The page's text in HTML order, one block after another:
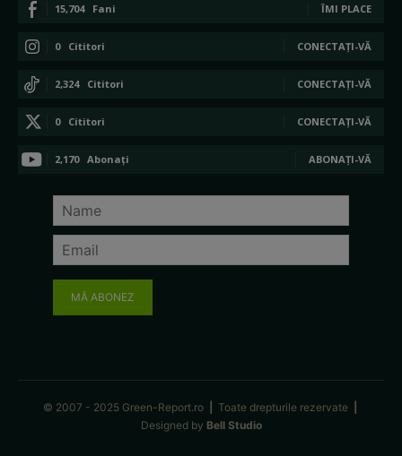
15,704 Fani ÎMI PLACE
0 Cititori CONECTAȚI-VĂ
2,324 Cititori CONECTAȚI-VĂ
0 Cititori CONECTAȚI-VĂ
2,170 Abonați ABONAȚI-VĂ
MĂ ABONEZ
© 2007 - 2025 Green-Report.ro Toate drepturile rezervate
Designed by Bell Studio